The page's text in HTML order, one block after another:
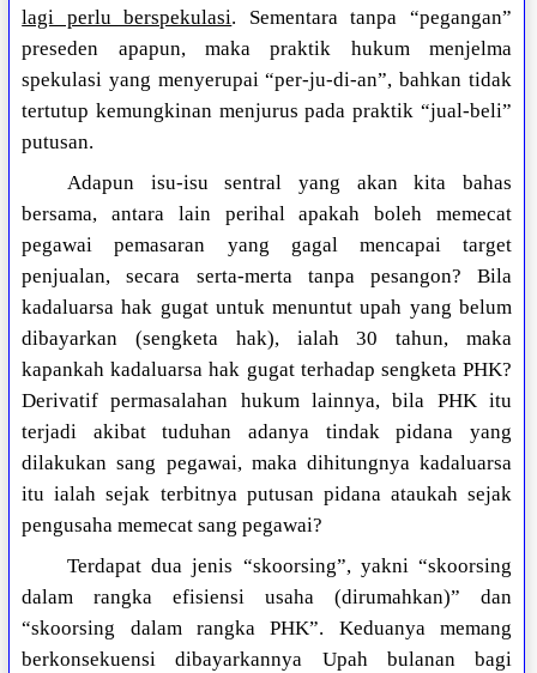
lagi perlu berspekulasi. Sementara tanpa “pegangan”
preseden apapun, maka praktik hukum menjelma
spekulasi yang menyerupai “per-ju-di-an”, bahkan tidak
tertutup kemungkinan menjurus pada praktik “jual-beli”
putusan.
Adapun isu-isu sentral yang akan kita bahas
bersama, antara lain perihal apakah boleh memecat
pegawai pemasaran yang gagal mencapai target
penjualan, secara serta-merta tanpa pesangon? Bila
kadaluarsa hak gugat untuk menuntut upah yang belum
dibayarkan (sengketa hak), ialah 30 tahun, maka
kapankah kadaluarsa hak gugat terhadap sengketa PHK?
Derivatif permasalahan hukum lainnya, bila PHK itu
terjadi akibat tuduhan adanya tindak pidana yang
dilakukan sang pegawai, maka dihitungnya kadaluarsa
itu ialah sejak terbitnya putusan pidana ataukah sejak
pengusaha memecat sang pegawai?
Terdapat dua jenis “skoorsing”, yakni “skoorsing
dalam rangka efisiensi usaha (dirumahkan)” dan
“skoorsing dalam rangka PHK”. Keduanya memang
berkonsekuensi dibayarkannya Upah bulanan bagi